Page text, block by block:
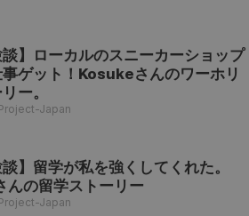
談】ローカルのスニーカーショップ
ゲット！Kosukeさんのワーホリ
ー。
Japan
談】留学が私を強くしてくれた。
んの留学ストーリー
Japan